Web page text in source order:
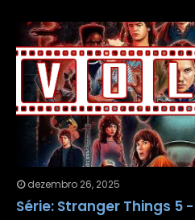
dezembro 26, 2025
Série: Stranger Things 5